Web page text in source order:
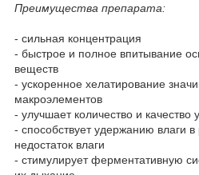
Преимущества препарата:
- сильная концентрация
- быстрое и полное впитывание
веществ
- ускоренное хелатирование
макроэлементов
- улучшает количество и качество
- способствует удержанию влаги
недостаток влаги
- стимулирует ферментативную